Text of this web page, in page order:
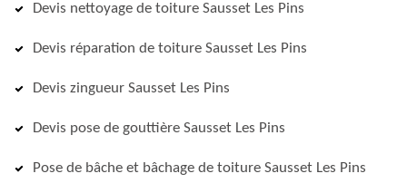
Devis nettoyage de toiture Sausset Les Pins
Devis réparation de toiture Sausset Les Pins
Devis zingueur Sausset Les Pins
Devis pose de gouttière Sausset Les Pins
Pose de bâche et bâchage de toiture Sausset Les Pins